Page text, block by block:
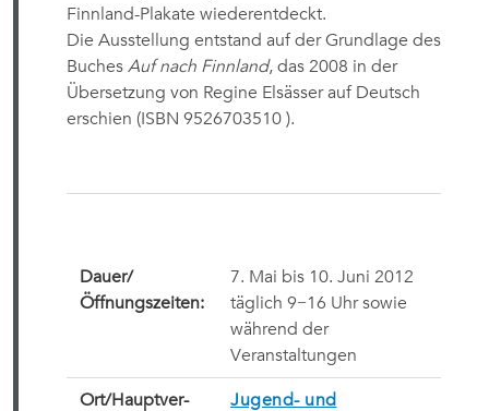
Finnland-Plakate wiederentdeckt.
Die Ausstellung entstand auf der Grundlage des
Buches Auf nach Finnland, das 2008 in der
Übersetzung von Regine Elsässer auf Deutsch
erschien (ISBN 9526703510 ).
Dauer/
Öffnungszeiten:
7. Mai bis 10. Juni 2012
täglich 9−16 Uhr sowie
während der
Veranstaltungen
Ort/Hauptver-
Jugend- und